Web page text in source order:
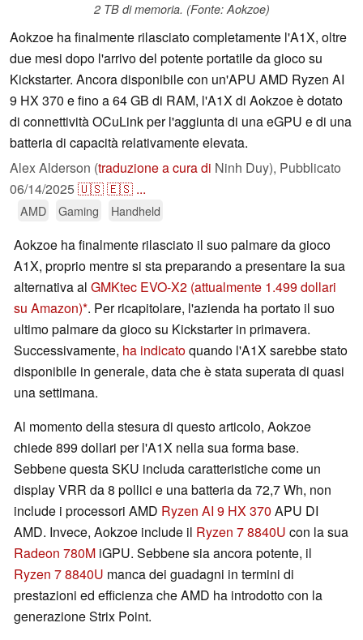
2 TB di memoria. (Fonte: Aokzoe)
Aokzoe ha finalmente rilasciato completamente l'A1X, oltre
due mesi dopo l'arrivo del potente portatile da gioco su
Kickstarter. Ancora disponibile con un'APU AMD Ryzen AI
9 HX 370 e fino a 64 GB di RAM, l'A1X di Aokzoe è dotato
di connettività OCuLink per l'aggiunta di una eGPU e di una
batteria di capacità relativamente elevata.
Alex Alderson (traduzione a cura di Ninh Duy), Pubblicato
06/14/2025🇺🇸🇪🇸 ...
AMD Gaming Handheld
Aokzoe ha finalmente rilasciato il suo palmare da gioco
A1X, proprio mentre si sta preparando a presentare la sua
alternativa al GMKtec EVO-X2 (attualmente 1.499 dollari
su Amazon) . Per ricapitolare, l'azienda ha portato il suo
ultimo palmare da gioco su Kickstarter in primavera.
Successivamente, ha indicatoquando l'A1X sarebbe stato
disponibile in generale, data che è stata superata di quasi
una settimana.
Al momento della stesura di questo articolo, Aokzoe
chiede 899 dollari per l'A1X nella sua forma base.
Sebbene questa SKU includa caratteristiche come un
display VRR da 8 pollici e una batteria da 72,7 Wh, non
include i processori AMD Ryzen AI 9 HX 370 APU DI
AMD. Invece, Aokzoe include il Ryzen 7 8840U con la sua
Radeon 780M iGPU. Sebbene sia ancora potente, il
Ryzen 7 8840U manca dei guadagni in termini di
prestazioni ed efficienza che AMD ha introdotto con la
generazione Strix Point.